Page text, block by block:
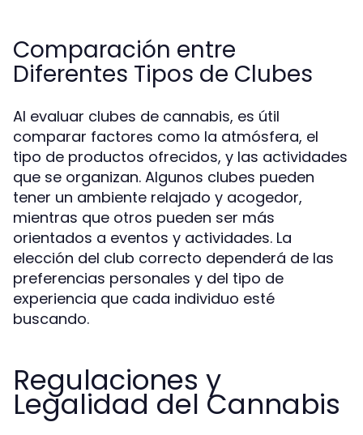
Comparación entre
Diferentes Tipos de Clubes
Al evaluar clubes de cannabis, es útil
comparar factores como la atmósfera, el
tipo de productos ofrecidos, y las actividades
que se organizan. Algunos clubes pueden
tener un ambiente relajado y acogedor,
mientras que otros pueden ser más
orientados a eventos y actividades. La
elección del club correcto dependerá de las
preferencias personales y del tipo de
experiencia que cada individuo esté
buscando.
Regulaciones y
Legalidad del Cannabis